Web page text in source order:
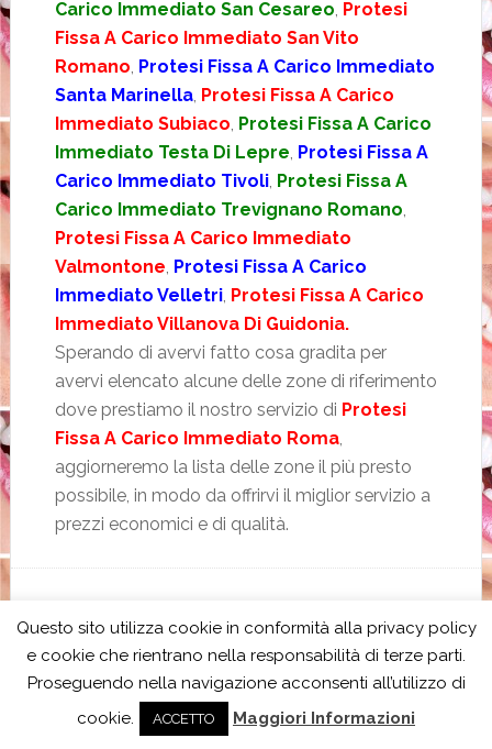
Carico Immediato San Cesareo Protesi
Fissa A Carico Immediato San Vito
Romano Protesi Fissa A Carico Immediato
Santa Marinella, Protesi Fissa A Carico
Immediato Subiaco Protesi Fissa A Carico
Immediato Testa Di Lepre Protesi Fissa A
Carico Immediato Tivoli, Protesi Fissa A
Carico Immediato Trevignano Romano
Protesi Fissa A Carico Immediato
Valmontone Protesi Fissa A Carico
Immediato Velletri, Protesi Fissa A Carico
Immediato Villanova Di Guidonia.
Sperando di avervi fatto cosa gradita per
avervi elencato alcune delle zone di riferimento
dove prestiamo il nostro servizio di Protesi
Fissa A Carico Immediato Roma,
aggiorneremo la lista delle zone il più presto
possibile, in modo da offrirvi il miglior servizio a
prezzi economici e di qualità.
CARICO IMMEDIATO
CONTRASSEGNATO CON:DENTI FISSI IN UN GIORNO, DENTI
FISSI IN UN GIORNO BOLOGNA ,
DENTI FISSI IN UN GIORNO
CIVITAVECCHIA
DENTI FISSI IN UN GIORNO FIRENZE
FISSI IN UN GIORNO FIUMICINO ,DENTI FISSI IN UN GIORNO
DENTI FISSI IN UN GIORNO MILANO
Questo sito utilizza cookie in conformità alla privacy policy
e cookie che rientrano nella responsabilità di terze parti.
Proseguendo nella navigazione acconsenti all’utilizzo di
cookie.
ACCETTO Maggiori Informazioni